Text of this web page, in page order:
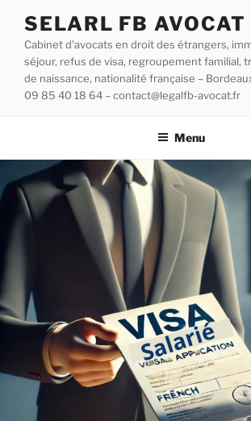
SELARL FB AVOCAT
Cabinet d'avocats en droit des étrangers,
séjour, refus de visa, regroupement familial,
de naissance, nationalité française –
09 85 40 18 64 – contact@legalfb-avocat.fr
Menu